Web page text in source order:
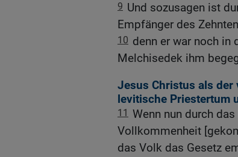
9 Und sozusagen ist
Empfänger des
10 denn er war noch in
Melchisedek ihm
Jesus Christus als der
levitische Priestertum
11 Wenn nun durch
Vollkommenheit
das Volk das Gesetz